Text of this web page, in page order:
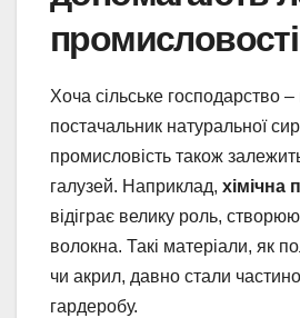
промисловості
Хоча сільське господарство
постачальник натуральної
промисловість також
галузей. Наприклад, хімічна
відіграє велику роль,
волокна. Такі матеріали, як
чи акрил, давно стали
гардеробу.